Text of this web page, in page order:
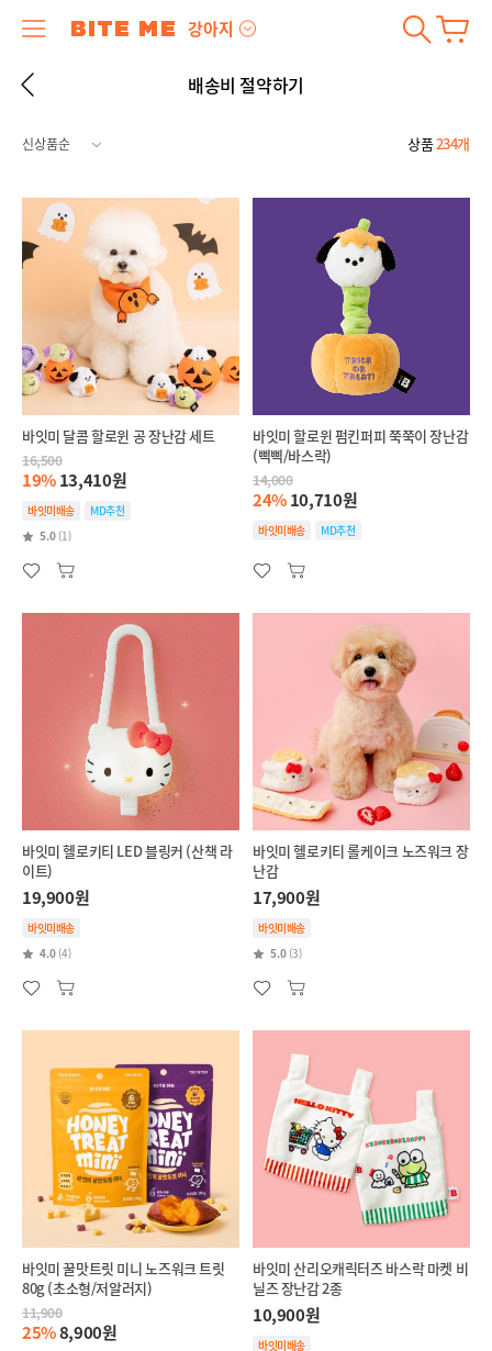
강아지
배송비 절약하기
상품234개
바잇미 달콤 할로윈 공 장난감 세트
16,500
19%13,410원
바잇미배송
MD추천
5.0 (1)
바잇미 할로윈 펌킨퍼피 쭉쭉이 장난감
(삑삑/바스락)
14,000
24%10,710원
바잇미배송 MD추천
바잇미 헬로키티 LED 블링커 (산책 라
이트)
19,900원
바잇미배송
4.0 (4)
바잇미 헬로키티 롤케이크 노즈워크 장
난감
17,900원
바잇미배송
5.0 (3)
바잇미 꿀맛트릿 미니 노즈워크 트릿
80g (초소형/저알러지)
11,900
25%8,900원
바잇미 산리오캐릭터즈 바스락 마켓 비
닐즈 장난감 2종
10,900원
바잇미배송